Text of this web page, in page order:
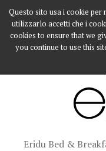
Eridu Bed &
Questo sito usa i cookie
utilizzarlo accetti che i
cookies to ensure that we
you continue to use this